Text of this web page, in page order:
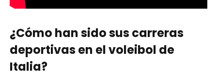
¿Cómo han sido sus carreras
deportivas en el voleibol de
Italia?